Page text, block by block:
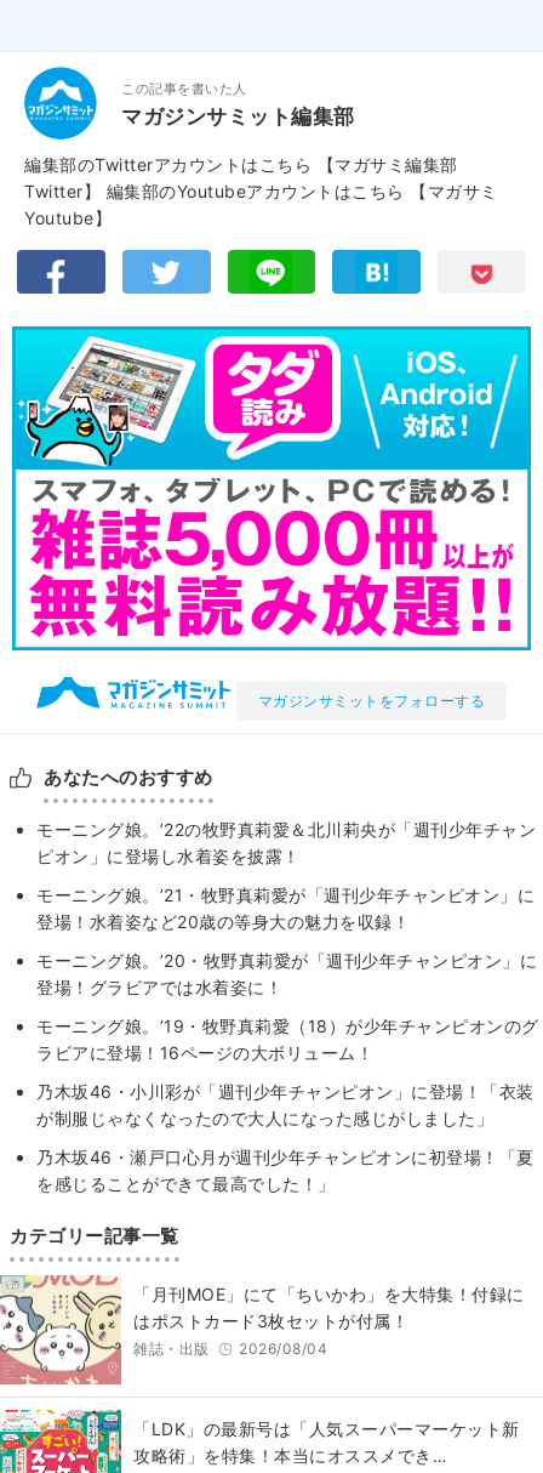
この記事を書いた人
マガジンサミット編集部
編集部のTwitterアカウントはこちら
【マガサミ編集部
Twitter】
編集部のYoutubeアカウントはこちら
【マガサミ
Youtube】
マガジンサミットをフォローする
あなたへのおすすめ
モーニング娘。’22の牧野真莉愛＆北川莉央が「週刊少年チャン
ピオン」に登場し水着姿を披露！
モーニング娘。’21・牧野真莉愛が「週刊少年チャンピオン」に
登場！水着姿など20歳の等身大の魅力を収録！
モーニング娘。’20・牧野真莉愛が「週刊少年チャンピオン」に
登場！グラビアでは水着姿に！
モーニング娘。’19・牧野真莉愛（18）が少年チャンピオンのグ
ラビアに登場！16ページの大ボリューム！
乃木坂46・小川彩が「週刊少年チャンピオン」に登場！「衣装
が制服じゃなくなったので大人になった感じがしました」
乃木坂46・瀬戸口心月が週刊少年チャンピオンに初登場！「夏
を感じることができて最高でした！」
カテゴリー記事一覧
「月刊MOE」にて「ちいかわ」を大特集！付録に
はポストカード3枚セットが付属！
雑誌・出版 2026/08/04
「LDK」の最新号は「人気スーパーマーケット新
攻略術」を特集！本当にオススメでき…